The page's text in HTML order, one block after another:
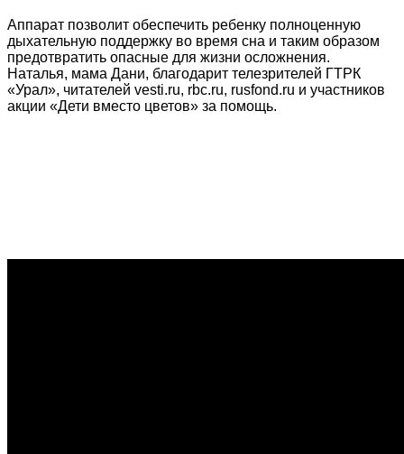
Аппарат позволит обеспечить ребенку полноценную
дыхательную поддержку во время сна и таким образом
предотвратить опасные для жизни осложнения.
Наталья, мама Дани, благодарит телезрителей ГТРК
«Урал», читателей vesti.ru, rbc.ru, rusfond.ru и участников
акции «Дети вместо цветов» за помощь.